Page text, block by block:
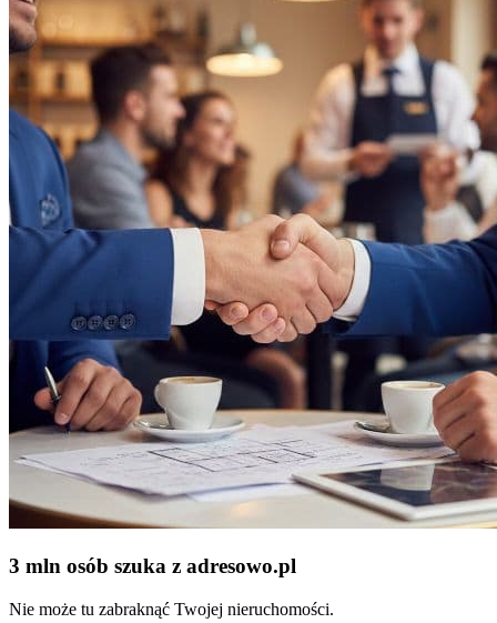
3 mln osób szuka z adresowo.pl
Nie może tu zabraknąć Twojej nieruchomości.